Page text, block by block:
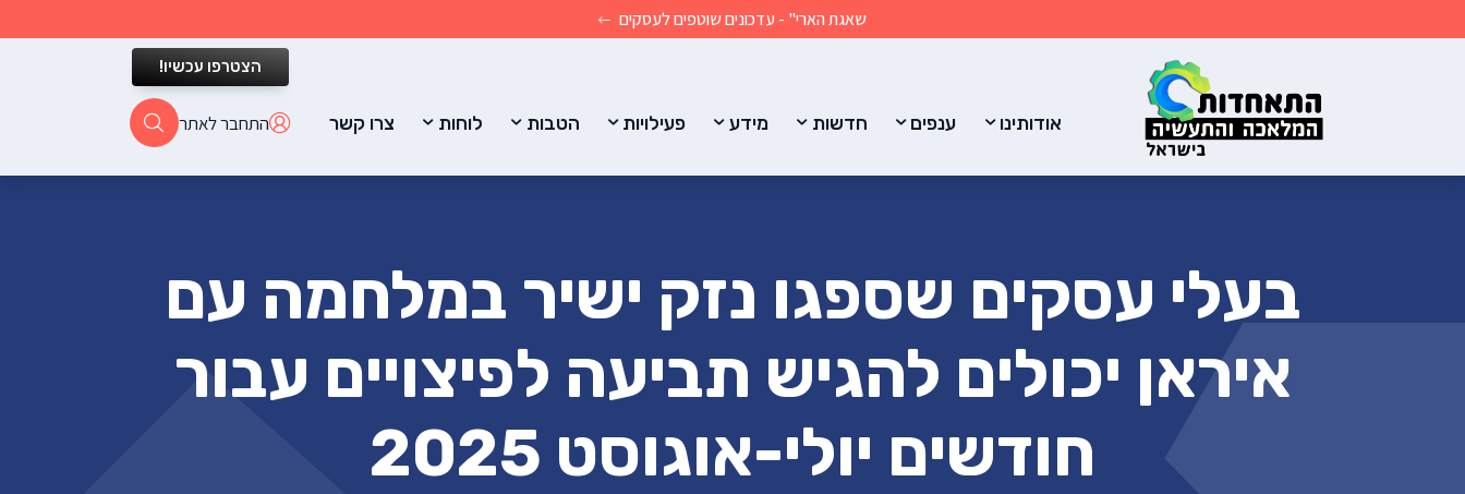
שאגת הארי" - עדכונים שוטפים לעסקים
אודותינו ענפים חדשות מידע פעילויות הטבות לוחות צרו קשר
הצטרפו עכשיו!
התחבר לאתר
בעלי עסקים שספגו נזק ישיר במלחמה עם
איראן יכולים להגיש תביעה לפיצויים עבור
חודשים יולי-אוגוסט 2025